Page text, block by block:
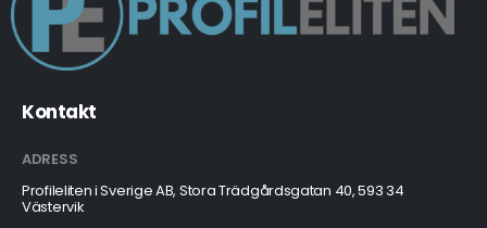
Kontakt
ADRESS
Profileliten i Sverige AB, Stora Trädgårdsgatan 40, 593 34
Västervik